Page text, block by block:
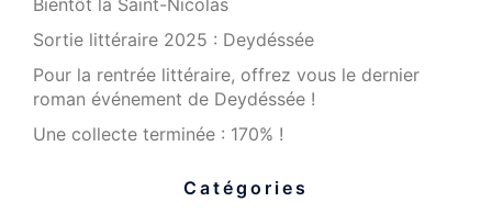
Sortie littéraire 2025 : Deydéssée
Pour la rentrée littéraire, offrez vous le dernier
roman événement de Deydéssée !
Une collecte terminée : 170% !
Catégories